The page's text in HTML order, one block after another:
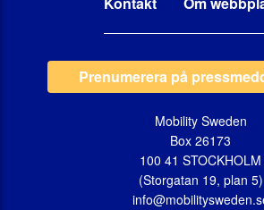
Prenumerera på
Mobility Sweden
Box 26173
100 41 STOCKHOLM
(Storgatan 19, plan 5)